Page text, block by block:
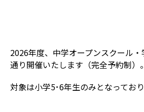
アクセス
ご支援・ご寄付
教科の特色
MSTC
キャリア教育
進路実績
2026年度、中学オープンスクール
通り開催いたします（完全予約制）。
対象は小学5･6年生のみとなっており